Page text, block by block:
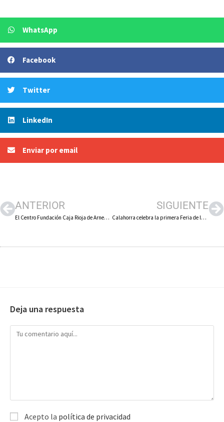
WhatsApp
Facebook
Twitter
LinkedIn
Enviar por email
ANTERIOR
El Centro Fundación Caja Rioja de Arnedo acoge la exposición ‘Pathé Baby en Arnedo’ en el marco del Octubre Corto
SIGUIENTE
Calahorra celebra la primera Feria de la Conserva del 11 al 13 de octubre
Deja una respuesta
Acepto la política de privacidad